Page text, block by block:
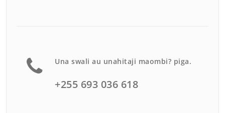
Una swali au unahitaji maombi? piga.
+255 693 036 618